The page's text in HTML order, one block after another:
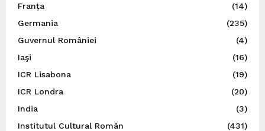
Franța
(14)
Germania
(235)
Guvernul României
(4)
Iaşi
(16)
ICR Lisabona
(19)
ICR Londra
(20)
India
(3)
Institutul Cultural Român
(431)